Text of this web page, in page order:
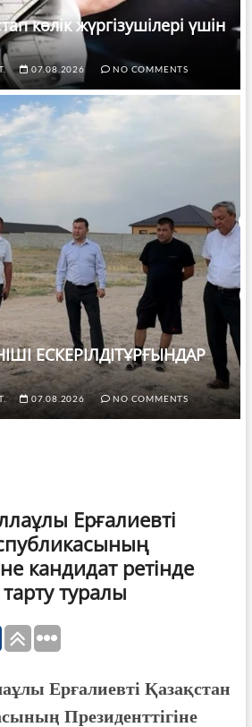
көлік жүргізушілері үшін
07.08.2026 NO COMMENTS
ЕСКЕРІЛДІТҰРҒЫНДАР
07.08.2026 NO COMMENTS
Ерғалиевті
кандидат ретінде
туралы
Ерғалиевті Қазақстан
Президенттігіне